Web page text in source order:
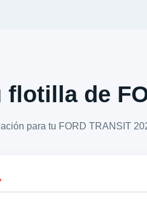
flotilla de
para tu FORD TRANSIT